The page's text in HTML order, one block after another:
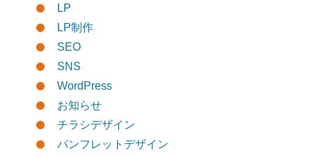
LP
LP制作
SEO
SNS
WordPress
お知らせ
チラシデザイン
パンフレットデザイン